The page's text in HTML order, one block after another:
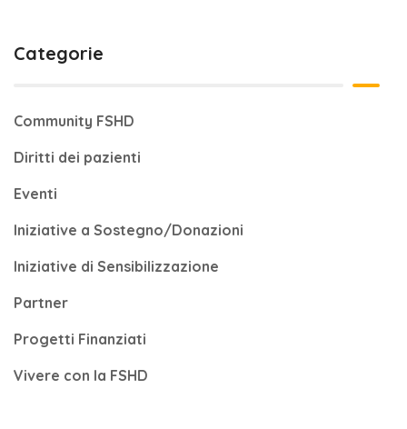
Categorie
Community FSHD
Diritti dei pazienti
Eventi
Iniziative a Sostegno/Donazioni
Iniziative di Sensibilizzazione
Partner
Progetti Finanziati
Vivere con la FSHD